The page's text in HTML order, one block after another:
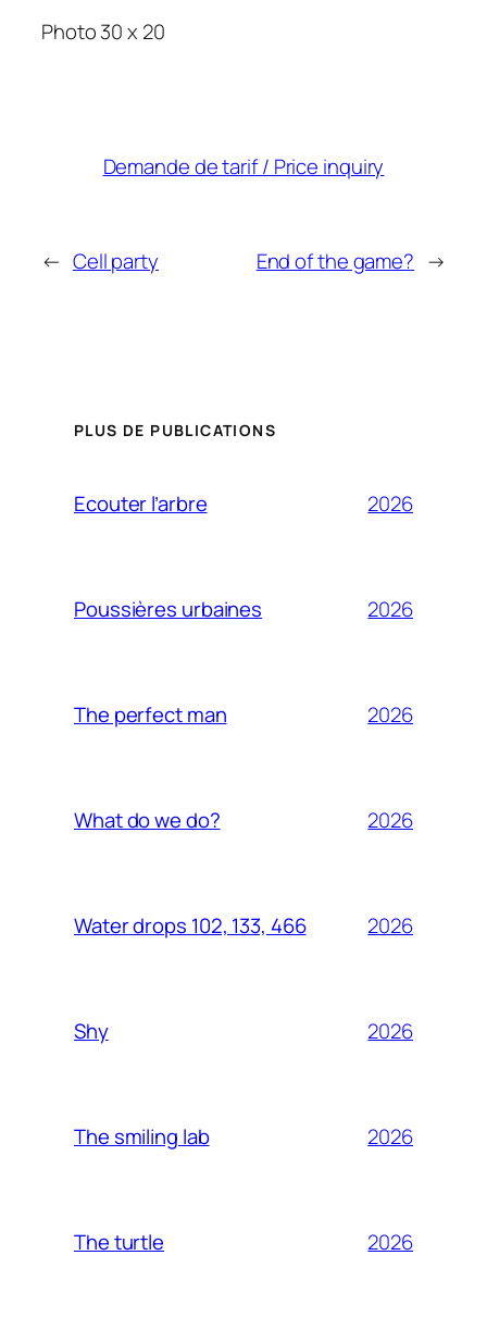
Photo 30 x 20
Demande de tarif / Price inquiry
← Cell party End of the game? →
PLUS DE PUBLICATIONS
Ecouter l’arbre 2026
Poussières urbaines 2026
The perfect man 2026
What do we do? 2026
Water drops 102, 133, 466 2026
Shy 2026
The smiling lab 2026
The turtle 2026